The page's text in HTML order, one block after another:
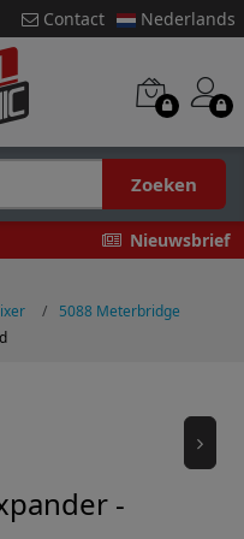
Contact Nederlands
Zoeken
Nieuwsbrief
5088 Meterbridge
-